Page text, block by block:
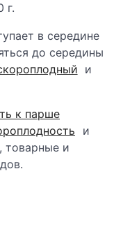
г.
в середине
до середины
и
к парше
и
, товарные и